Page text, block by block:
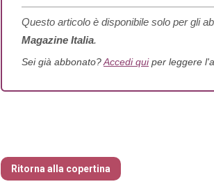
Questo articolo è disponibile solo per gli
Magazine Italia.
Sei già abbonato?Accedi quiper leggere
Ritorna alla copertina